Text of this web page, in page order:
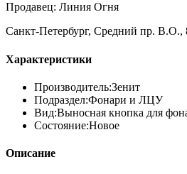
Продавец: Линия Огня
Санкт-Петербург, Средний пр. В.О.,
Характеристики
Производитель:Зенит
Подраздел:Фонари и ЛЦУ
Вид:Выносная кнопка для
Состояние:Новое
Описание